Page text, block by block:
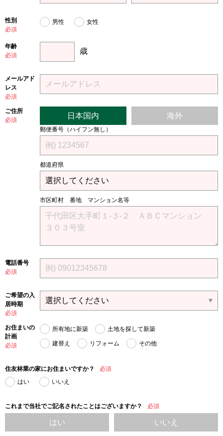
性別
必須
男性 女性
年齢
必須
歳
メールアド
レス
必須
ご住所
必須
日本国内 海外
郵便番号（ハイフン無し）
都道府県
市区町村 番地 マンション名等
電話番号
必須
ご希望の入
居時期
必須
お住まいの
計画
必須
所有地に新築 土地を探して新築
建替え リフォーム その他
住友林業の家にお住まいですか？
必須
はい
いいえ
これまで当社でご記名されたことはございますか？ 必須
はい いいえ